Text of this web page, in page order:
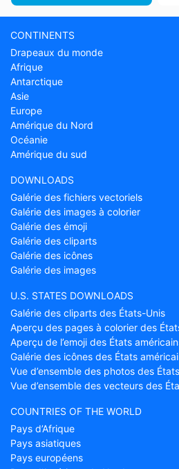
CONTINENTS
Drapeaux du monde
Afrique
Antarctique
Asie
Europe
Amérique du Nord
Océanie
Amérique du sud
DOWNLOADS
Galérie des fichiers vectoriels
Galérie des images à colorier
Galérie des émoji
Galérie des cliparts
Galérie des icônes
Galérie des images
U.S. STATES DOWNLOADS
Galérie des cliparts des États-Unis
Aperçu des pages à colorier des
Aperçu de l’emoji des États
Galérie des icônes des États
Vue d’ensemble des photos des
Vue d’ensemble des vecteurs des
COUNTRIES OF THE WORLD
Pays d’Afrique
Pays asiatiques
Pays européens